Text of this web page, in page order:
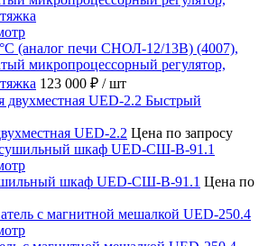
(аналог печи СНОЛ-12/13В) (4007),
микропроцессорный регулятор,
123 000 ₽ / шт
Быстрый
UED-2.2 Цена по запросу
шкаф UED-СШ-В-91.1 Цена по